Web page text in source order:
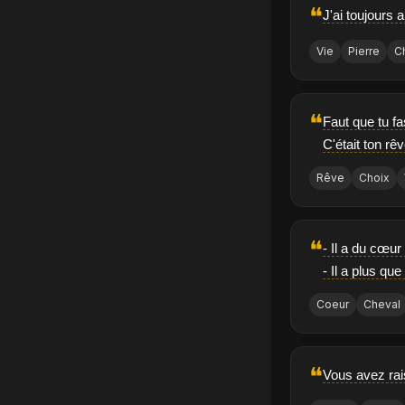
❝J'ai toujours
Vie Pierre
❝Faut que tu
C'était ton
Rêve Choix
❝- Il a du cœur
- Il a plus que
Coeur Cheval
❝Vous avez